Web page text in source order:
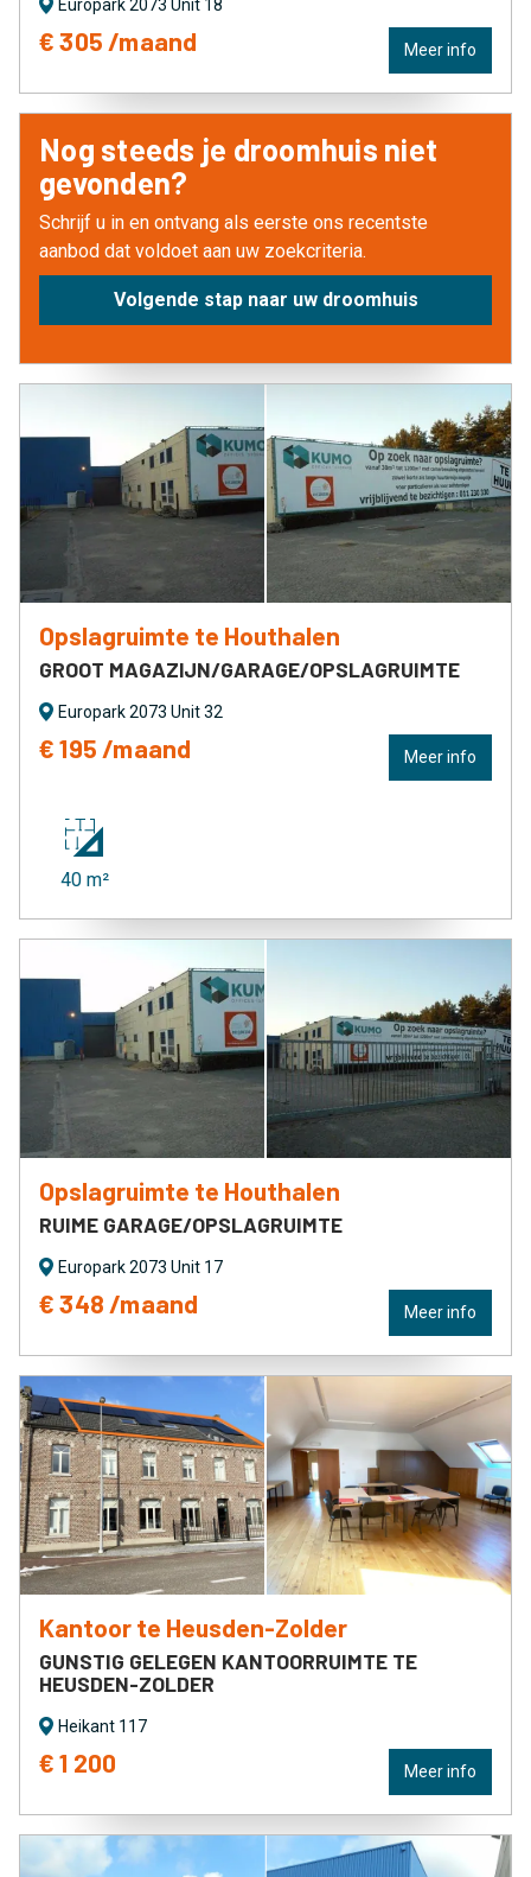
Europark 2073 Unit 18
€ 305 /maand Meer info
Opslagruimte te Houthalen
Europark 2073 Unit 32
GROOT MAGAZIJN/GARAGE/OPSLAGRUIMTE
€ 195 /maand Meer info
40 m²
Opslagruimte te Houthalen
Europark 2073 Unit 17
RUIME GARAGE/OPSLAGRUIMTE
€ 348 /maand Meer info
Kantoor te Heusden-Zolder
Heikant 117
GUNSTIG GELEGEN KANTOORRUIMTE TE
HEUSDEN-ZOLDER
€ 1 200 Meer info
Nog steeds je droomhuis niet
gevonden?
Schrijf u in en ontvang als eerste ons recentste
aanbod dat voldoet aan uw zoekcriteria.
Volgende stap naar uw droomhuis